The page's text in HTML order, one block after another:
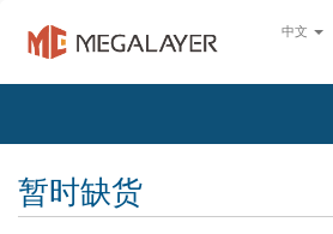
中文
暂时缺货